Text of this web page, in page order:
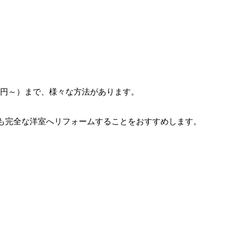
～）まで、様々な方法があります。
全な洋室へリフォームすることをおすすめします。